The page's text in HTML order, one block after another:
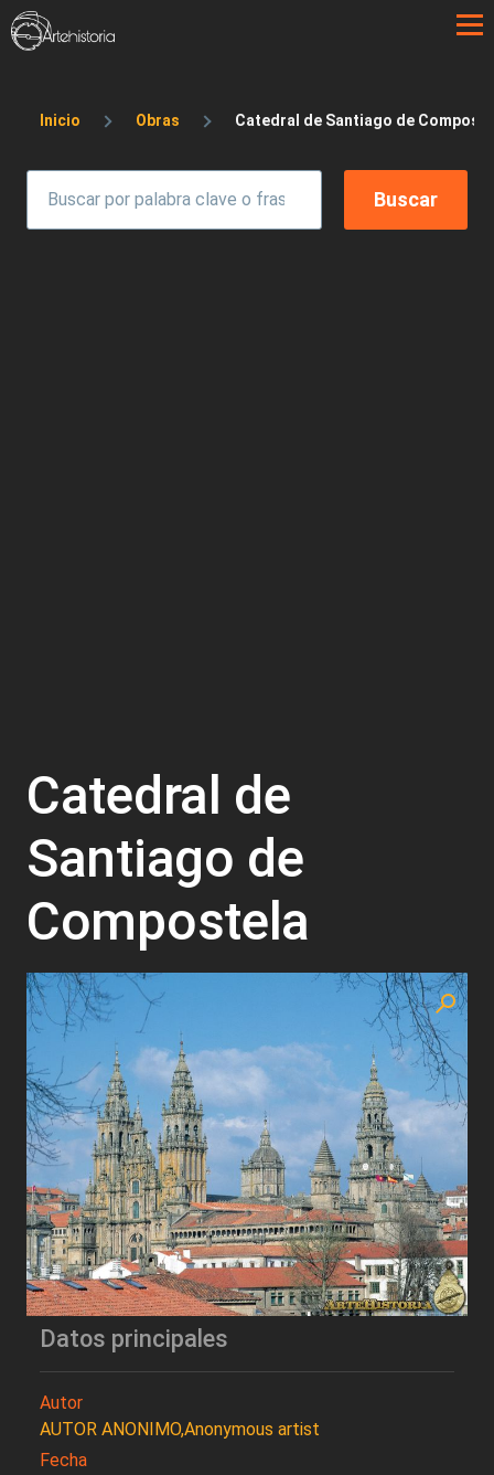
Pasar al contenido principal
Sobrescribir enlaces de ayuda a la
Inicio Obras Catedral de Santiago de
Catedral de
Santiago de
Compostela
Datos principales
Autor
AUTOR ANONIMO,Anonymous artist
Fecha